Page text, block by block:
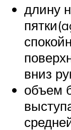
длину
вниз
объем